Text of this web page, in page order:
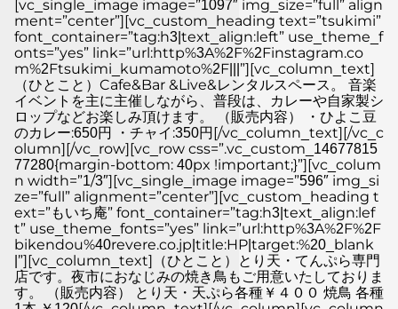
[vc_single_image image=”1097″ img_size=”full” align
ment=”center”][vc_custom_heading text=”tsukimi”
font_container=”tag:h3|text_align:left” use_theme_f
onts=”yes” link=”url:http%3A%2F%2Finstagram.co
m%2Ftsukimi_kumamoto%2F|||”][vc_column_text]
（ひとこと）Cafe&Bar &Live&レンタルスペース。 音楽
イベントを主に主催しながら、普段は、カレーや自家製シ
ロップなどお楽しみ頂けます。 （販売内容） ・ひよこ豆
のカレー:650円 ・チャイ:350円[/vc_column_text][/vc_c
olumn][/vc_row][vc_row css=”.vc_custom_14677815
77280{margin-bottom: 40px !important;}”][vc_colum
n width=”1/3″][vc_single_image image=”596″ img_si
ze=”full” alignment=”center”][vc_custom_heading t
ext=”もいち庵” font_container=”tag:h3|text_align:lef
t” use_theme_fonts=”yes” link=”url:http%3A%2F%2F
bikendou%40revere.co.jp|title:HP|target:%20_blank
|”][vc_column_text]（ひとこと）とり天・てんぷら専門
店です。夜市におなじみの焼き鳥もご用意いたしておりま
す。 （販売内容） とり天・天ぷら各種￥４００ 焼鳥 各種